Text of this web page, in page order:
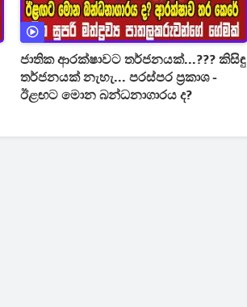
ජාතික ආරක්ෂාවට තර්ජනයක්...??? කිසිඳු
තර්ජනයක් නැහැ... පරස්පර ප්‍රකාශ -
ඊළඟට මොන බන්ධනාගාරය ද?